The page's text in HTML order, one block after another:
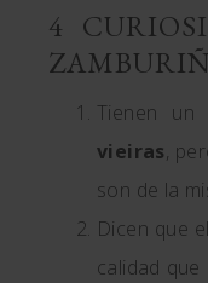
4
Tienen un
vieiras,
son de la
Dicen que
calidad que